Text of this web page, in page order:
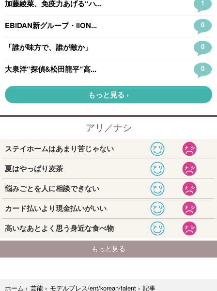
ホーム › 芸能 › モデルプレス/ent/korean/talent › 記事